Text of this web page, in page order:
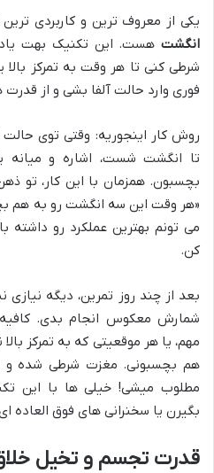
یکی از معروف ترین و کاربردی
انگشت هست. این تکنیک بهت
شرطی کنی تا هر وقت به تمرکز بالا
فوری وارد حالت آلفا بشی و از
روش کار اینجوریه: وقتی توی
تا انگشت شست، اشاره و
بچسبون. همزمان با این کار، تو
«هر وقت این سه انگشت رو به هم
می تونم بهترین عملکرد رو داشته
کن.
بعد از چند روز تمرین، دیگه نیازی
شمارش معکوس انجام بدی. کافیه
مهم، یا هر موقعیتی که به تمرکز
هم بچسبونی. مغزت شرطی شده و
مطلوب میشی! خیلی ها با این
بگیرن یا سخنرانی های فوق العاده
قدرت تجسم و تخیل